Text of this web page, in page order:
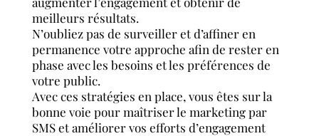
meilleurs résultats.
N’oubliez pas de surveiller et d’affiner en
permanence votre approche afin de rester en
phase avec les besoins et les préférences de
votre public.
Avec ces stratégies en place, vous êtes sur la
bonne voie pour maîtriser le marketing par
SMS et améliorer vos efforts d’engagement